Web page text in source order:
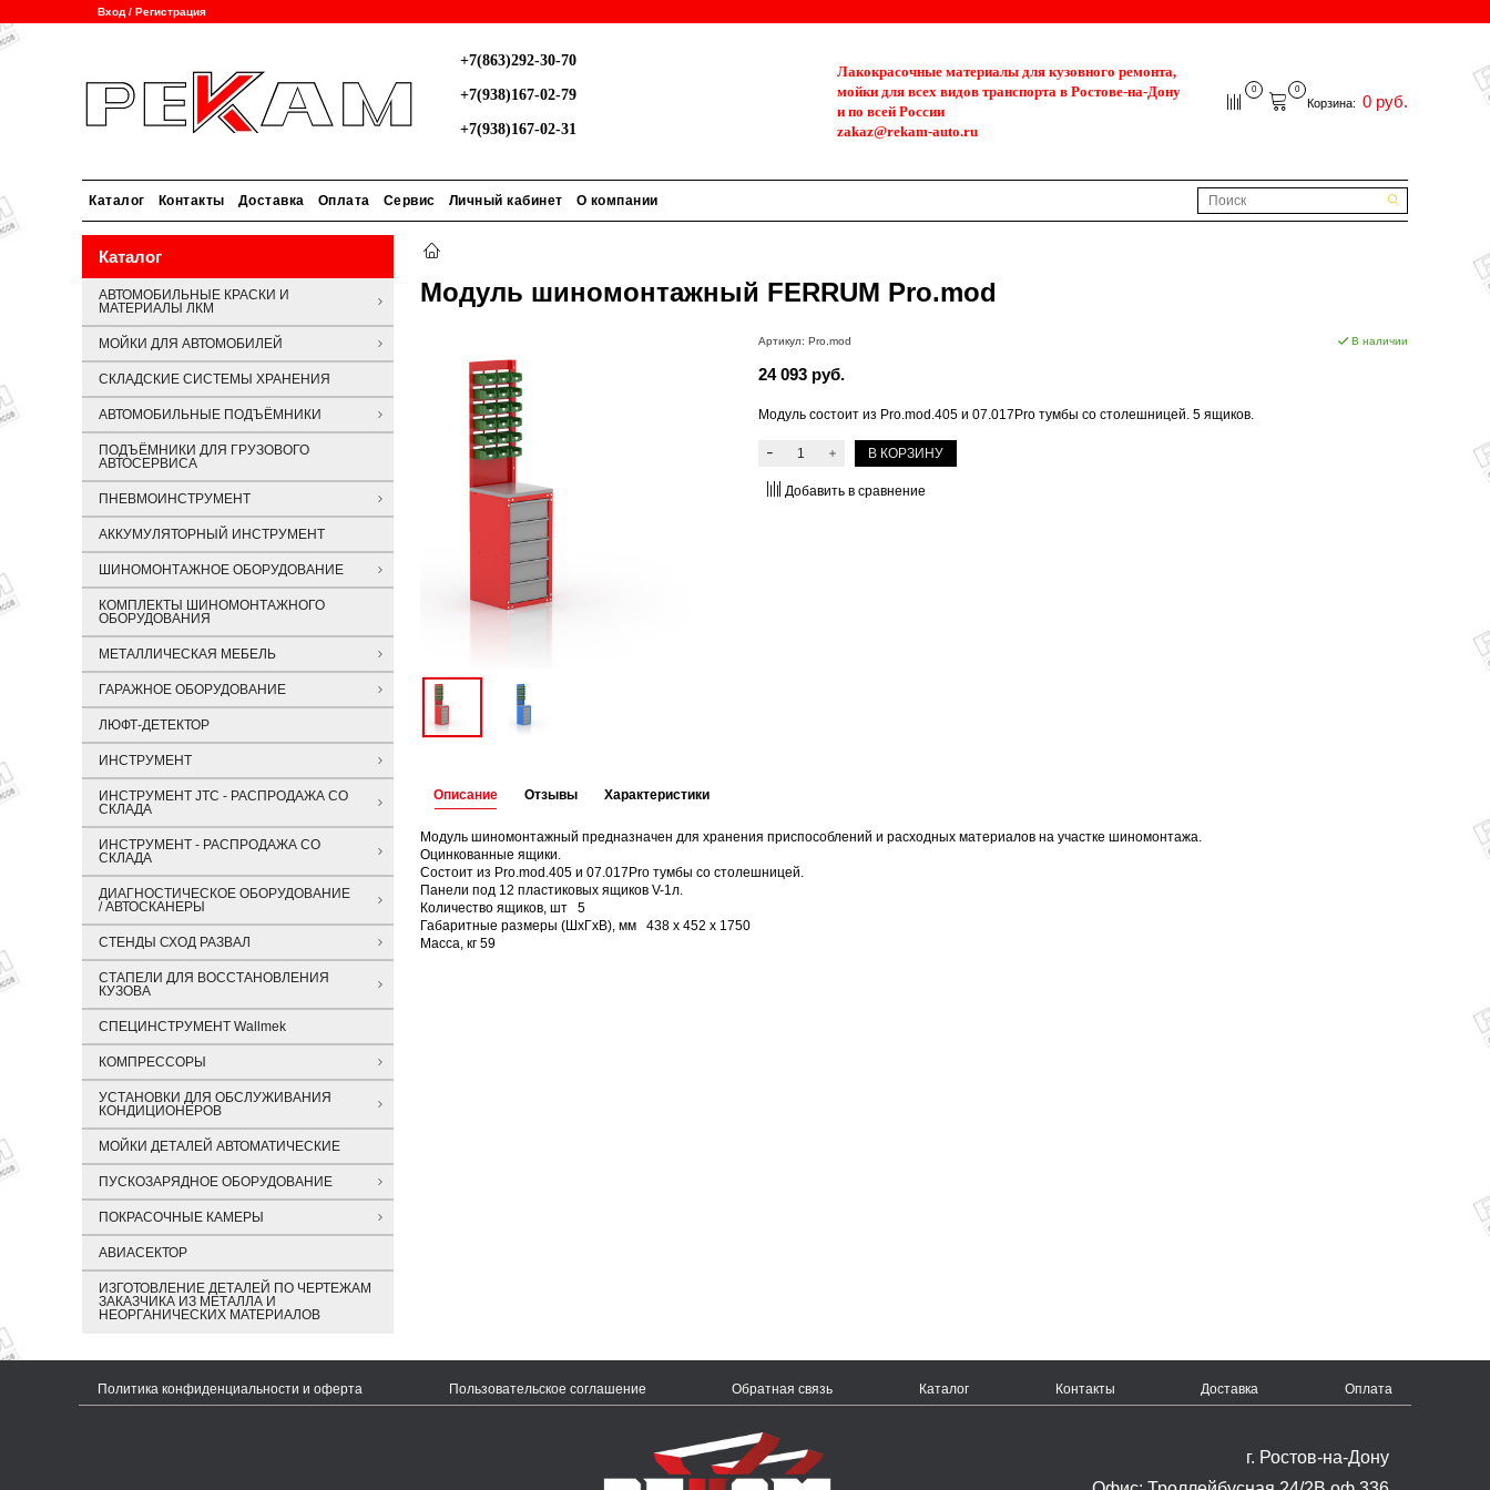
Вход / Регистрация
+7(863)292-30-70
+7(938)167-02-79
+7(938)167-02-31
Лакокрасочные материалы для кузовного ремонта,
мойки для всех видов транспорта в Ростове-на-Дону
и по всей России
zakaz@rekam-auto.ru
0 0
Корзина: 0 руб.
Каталог Контакты Доставка Оплата Сервис Личный кабинет О компании
Модуль шиномонтажный FERRUM Pro.mod
Артикул: Pro.mod В наличии
24 093 руб.
Модуль состоит из Pro.mod.405 и 07.017Pro тумбы со столешницей. 5 ящиков.
В КОРЗИНУ
Добавить в сравнение
Описание
Модуль шиномонтажный предназначен для хранения приспособлений и расходных материалов на участке шиномонтажа.
Оцинкованные ящики.
Состоит из Pro.mod.405 и 07.017Pro тумбы со столешницей.
Панели под 12 пластиковых ящиков V-1л.
Количество ящиков, шт 5
Габаритные размеры (ШхГхВ), мм 438 х 452 х 1750
Масса, кг 59
Отзывы Характеристики
Каталог
АВТОМОБИЛЬНЫЕ КРАСКИ И
МАТЕРИАЛЫ ЛКМ
МОЙКИ ДЛЯ АВТОМОБИЛЕЙ
СКЛАДСКИЕ СИСТЕМЫ ХРАНЕНИЯ
АВТОМОБИЛЬНЫЕ ПОДЪЁМНИКИ
ПОДЪЁМНИКИ ДЛЯ ГРУЗОВОГО
АВТОСЕРВИСА
ПНЕВМОИНСТРУМЕНТ
АККУМУЛЯТОРНЫЙ ИНСТРУМЕНТ
ШИНОМОНТАЖНОЕ ОБОРУДОВАНИЕ
КОМПЛЕКТЫ ШИНОМОНТАЖНОГО
ОБОРУДОВАНИЯ
МЕТАЛЛИЧЕСКАЯ МЕБЕЛЬ
ГАРАЖНОЕ ОБОРУДОВАНИЕ
ЛЮФТ-ДЕТЕКТОР
ИНСТРУМЕНТ
ИНСТРУМЕНТ JTC - РАСПРОДАЖА СО
СКЛАДА
ИНСТРУМЕНТ - РАСПРОДАЖА СО
СКЛАДА
ДИАГНОСТИЧЕСКОЕ ОБОРУДОВАНИЕ
/ АВТОСКАНЕРЫ
СТЕНДЫ СХОД РАЗВАЛ
СТАПЕЛИ ДЛЯ ВОССТАНОВЛЕНИЯ
КУЗОВА
СПЕЦИНСТРУМЕНТ Wallmek
КОМПРЕССОРЫ
УСТАНОВКИ ДЛЯ ОБСЛУЖИВАНИЯ
КОНДИЦИОНЕРОВ
МОЙКИ ДЕТАЛЕЙ АВТОМАТИЧЕСКИЕ
ПУСКОЗАРЯДНОЕ ОБОРУДОВАНИЕ
ПОКРАСОЧНЫЕ КАМЕРЫ
АВИАСЕКТОР
ИЗГОТОВЛЕНИЕ ДЕТАЛЕЙ ПО ЧЕРТЕЖАМ
ЗАКАЗЧИКА ИЗ МЕТАЛЛА И
НЕОРГАНИЧЕСКИХ МАТЕРИАЛОВ
Политика конфиденциальности и оферта Пользовательское соглашение Обратная связь Каталог Контакты Доставка Оплата
г. Ростов-на-Дону